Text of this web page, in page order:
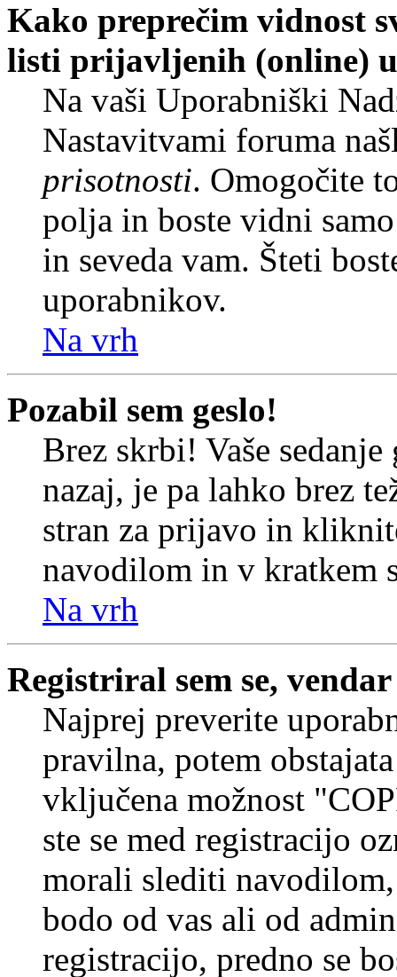
Kako preprečim vidnost
listi prijavljenih (online)
Na vaši Uporabniški
Nastavitvami foruma
prisotnosti. Omogočite
polja in boste vidni
in seveda vam. Šteti
uporabnikov.
Na vrh
Pozabil sem geslo!
Brez skrbi! Vaše
nazaj, je pa lahko brez
stran za prijavo in
navodilom in v kratkem
Na vrh
Registriral sem se,
Najprej preverite
pravilna, potem
vključena možnost
ste se med registracijo
morali slediti
bodo od vas ali od
registracijo, predno se